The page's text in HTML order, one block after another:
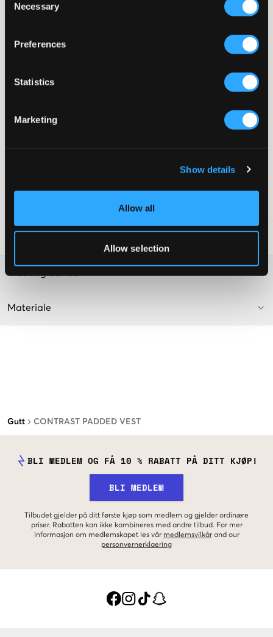
Selection
Necessary
Preferences
Statistics
Marketing
Show details
Allow all
Allow selection
Gutt CONTRAST PADDED VEST
Svart vattert vest fra Tommy Hilfiger. Vatteringen består av
100% polyester og vesten har en høy krage som beskytter mot
Merkelogoen sitter på en gummipatch og er plassert på brystet.
En vest er et praktisk plagg for å holde kjernen varm uten å
Vest
Gummipatch
Washing advice
Materiale
BLI MEDLEM OG FÅ 10 % RABATT PÅ DITT KJØP!
BLI MEDLEM
Tilbudet gjelder på ditt første kjøp som medlem og gjelder ordinære
priser. Rabatten kan ikke kombineres med andre tilbud. For mer
informasjon om medlemskapet les vår medlemsvilkår and our
personvernerklaering